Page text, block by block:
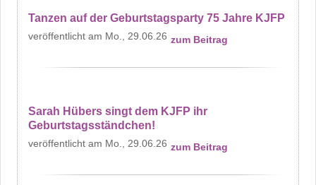
Tanzen auf der Geburtstagsparty 75 Jahre KJFP
Mo., 29.06.26 zum Beitrag
Sarah Hübers singt dem KJFP ihr
Geburtstagsständchen!
Mo., 29.06.26 zum Beitrag